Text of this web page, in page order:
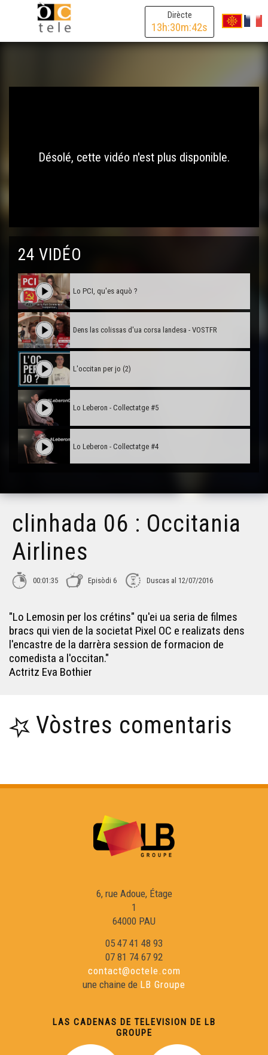
Dirècte
13h:30m:42s
Désolé, cette vidéo n'est plus disponible.
24 VIDÉO
Lo PCI, qu'es aquò ?
Dens las colissas d'ua corsa landesa - VOSTFR
L'occitan per jo (2)
Lo Leberon - Collectatge #5
Lo Leberon - Collectatge #4
Lo Leberon - Collectatge #2
Lo bastit landés
Obludam pas - Institut Beaupeyrat
Raphaël Blas - Reportatge Radio País
Viatge au Friol - Collègi de Samatan
Occitan 2.0 - Télé Buissonière
Cercaires - Télé Buissonnière
Reportatge Servici Civic - Susie Rey
clinhada 06 : Occitania
Airlines
00:01:35 Episòdi 6 Duscas al 12/07/2016
"Lo Lemosin per los crétins" qu'ei ua seria de filmes
bracs qui vien de la societat Pixel OC e realizats dens
l'encastre de la darrèra session de formacion de
comedista a l'occitan."
Actritz Eva Bothier
Vòstres comentaris
6, rue Adoue, Étage
1
64000 PAU
05 47 41 48 93
07 81 74 67 92
contact@octele.com
une chaine de LB Groupe
LAS CADENAS DE TELEVISION DE LB
GROUPE